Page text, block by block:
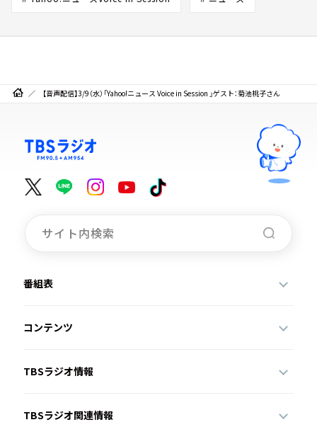
【音声配信】3/9（水）「Yahoo!ニュース Voice in Session 」ゲスト：菊池桃子さん
番組表
コンテンツ
TBSラジオ情報
TBSラジオ関連情報